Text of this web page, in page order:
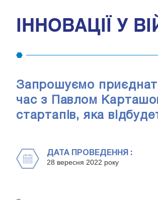
ІННОВАЦІЇ У
Запрошуємо
час з Павлом
стартапів, яка
ДАТА ПРОВЕДЕННЯ :
28 вересня 2022 року